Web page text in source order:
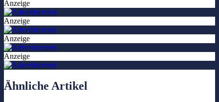
Anzeige
Anzeige
Anzeige
Anzeige
Ähnliche Artikel